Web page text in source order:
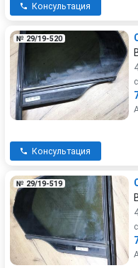
Консультация
№ 29/19-520
Консультация
№ 29/19-519